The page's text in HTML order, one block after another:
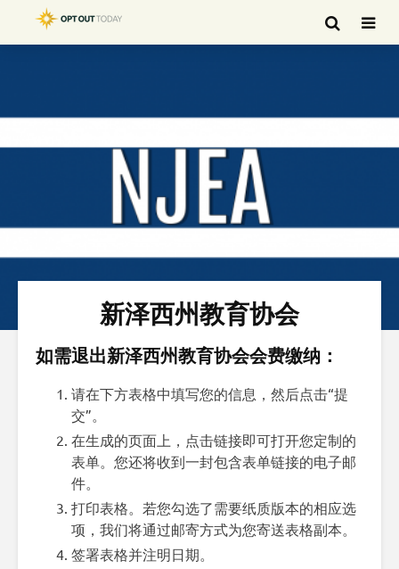
新泽西州教育协会
如需退出新泽西州教育协会会费缴纳：
请在下方表格中填写您的信息，然后点击“提
交”。
在生成的页面上，点击链接即可打开您定制的
表单。您还将收到一封包含表单链接的电子邮
件。
打印表格。若您勾选了需要纸质版本的相应选
项，我们将通过邮寄方式为您寄送表格副本。
签署表格并注明日期。